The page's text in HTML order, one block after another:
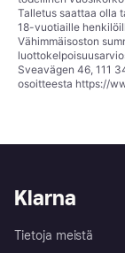
Talletus saattaa olla
18-vuotiaille
Vähimmäisoston
Sveavägen 46, 111
osoitteesta https://
Klarna
Tietoja meistä